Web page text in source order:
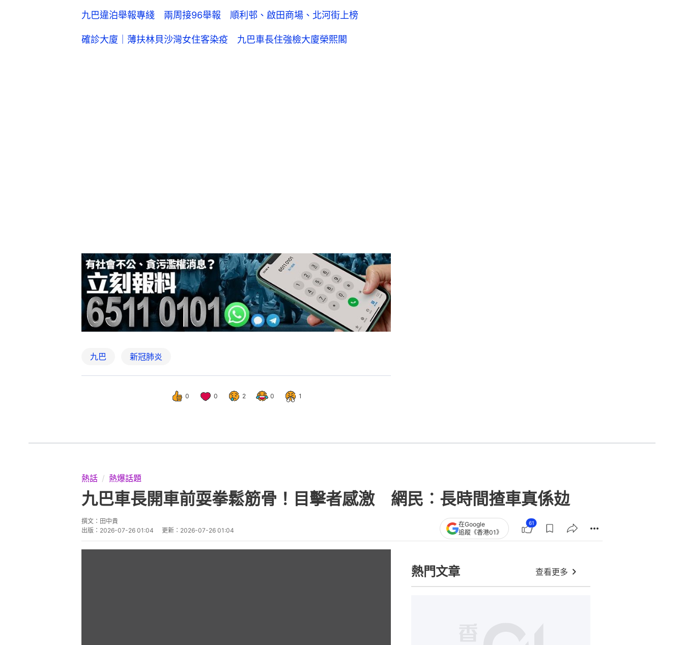
九巴違泊舉報專綫 兩周接96舉報 順利邨、啟田商場、北河街上榜
確診大廈｜薄扶林貝沙灣女住客染疫 九巴車長住強檢大廈榮熙閣
九巴 新冠肺炎
0 0 2 0 1
熱話 熱爆話題
九巴車長開車前耍拳鬆筋骨！目擊者感激 網民︰長時間揸車真係攰
撰文： 田中貴
出版： 2026-07-26 01:04 更新： 2026-07-26 01:04
在Google
追蹤《香港01》
61
熱門文章 查看更多